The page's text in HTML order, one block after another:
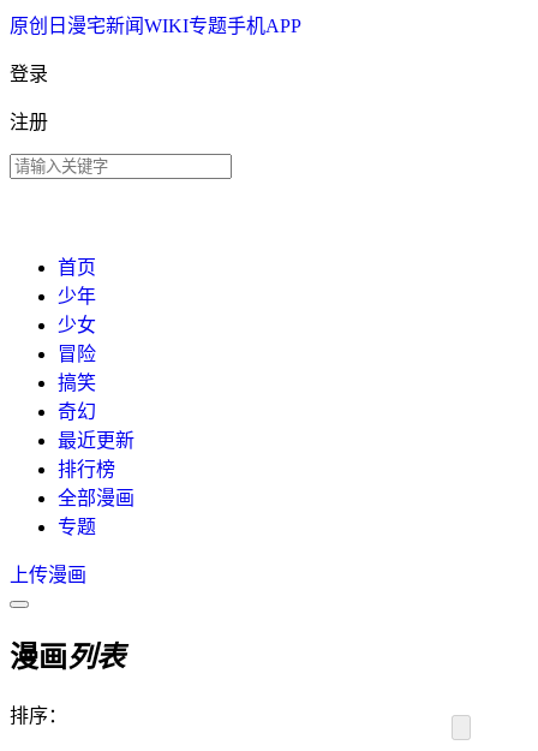
原创 日漫宅新闻WIKI专题手机APP
登录
注册
首页
少年
少女
冒险
搞笑
奇幻
最近更新
排行榜
全部漫画
专题
上传漫画
漫画列表
排序：